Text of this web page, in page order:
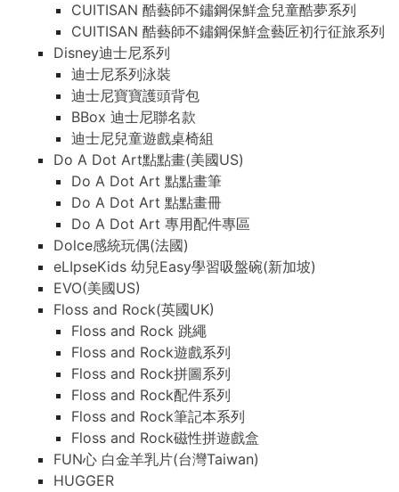
CUITISAN 酷藝師不鏽鋼保鮮盒兒童酷夢系列
CUITISAN 酷藝師不鏽鋼保鮮盒藝匠初行征旅系列
Disney迪士尼系列
迪士尼系列泳裝
迪士尼寶寶護頭背包
BBox 迪士尼聯名款
迪士尼兒童遊戲桌椅組
Do A Dot Art點點畫(美國US)
Do A Dot Art 點點畫筆
Do A Dot Art 點點畫冊
Do A Dot Art 專用配件專區
Dolce感統玩偶(法國)
eLIpseKids 幼兒Easy學習吸盤碗(新加坡)
EVO(美國US)
Floss and Rock(英國UK)
Floss and Rock 跳繩
Floss and Rock遊戲系列
Floss and Rock拼圖系列
Floss and Rock配件系列
Floss and Rock筆記本系列
Floss and Rock磁性拼遊戲盒
FUN心 白金羊乳片(台灣Taiwan)
HUGGER